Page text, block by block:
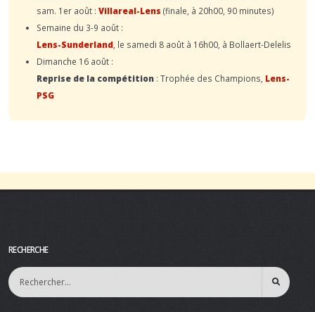
sam. 1er août : Villareal-Lens (finale, à 20h00, 90 minutes)
Semaine du 3-9 août :
Lens-Sunderland , le samedi 8 août à 16h00, à Bollaert-Delelis
Dimanche 16 août :
Reprise de la compétition : Trophée des Champions, Lens-
PSG
RECHERCHE